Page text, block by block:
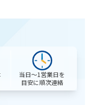
当日〜1営業日を
目安に順次連絡